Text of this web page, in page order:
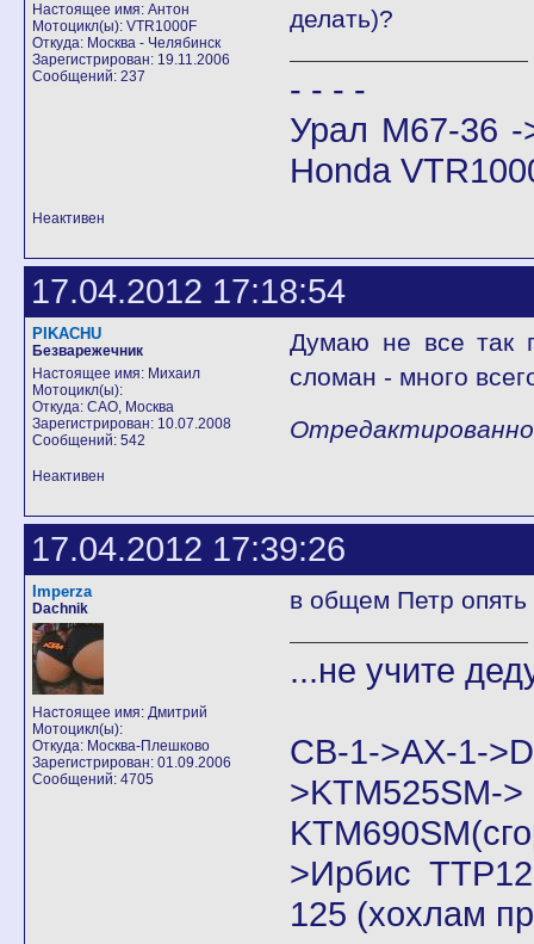
Настоящее имя: Антон
Мотоцикл(ы): VTR1000F
Откуда: Москва - Челябинск
Зарегистрирован: 19.11.2006
Сообщений: 237
делать)?
- - - -
Урал М67-36 -
Honda
Неактивен
17.04.2012 17:18:54
PIKACHU
Безварежечник
Настоящее имя: Михаил
Мотоцикл(ы):
Откуда: САО, Москва
Зарегистрирован: 10.07.2008
Сообщений: 542
Думаю не все так
сломан - много
Отредактированно
Неактивен
17.04.2012 17:39:26
Imperza
Dachnik
Настоящее имя: Дмитрий
Мотоцикл(ы):
Откуда: Москва-Плешково
Зарегистрирован: 01.09.2006
Сообщений: 4705
в общем Петр опять
...не учите
CB-1->AX-
>KTM525SM->
>Ирбис
125 (хохлам